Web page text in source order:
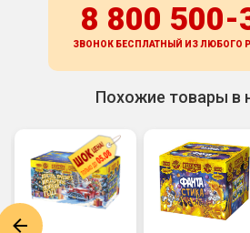
8 800 500-
ЗВОНОК БЕСПЛАТНЫЙ ИЗ ЛЮБОГО
Похожие товары в